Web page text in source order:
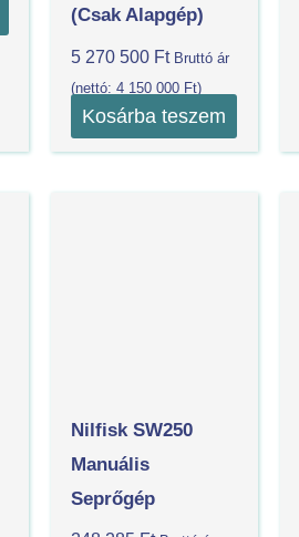
(csak Alapgép)
5 270 500 Ft Bruttó ár
(nettó: 4 150 000 Ft)
Kosárba teszem
Nilfisk SW250
Manuális
Seprőgép